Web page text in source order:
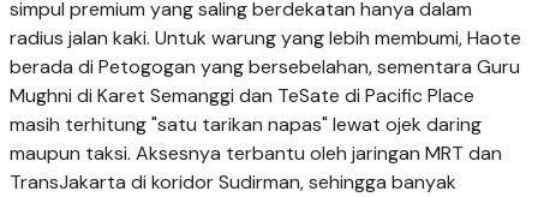
simpul premium yang saling berdekatan hanya dalam
radius jalan kaki. Untuk warung yang lebih membumi, Haote
berada di Petogogan yang bersebelahan, sementara Guru
Mughni di Karet Semanggi dan TeSate di Pacific Place
masih terhitung "satu tarikan napas" lewat ojek daring
maupun taksi. Aksesnya terbantu oleh jaringan MRT dan
TransJakarta di koridor Sudirman, sehingga banyak